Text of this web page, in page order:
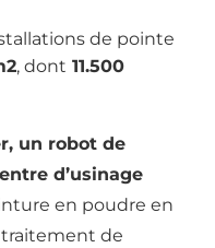
de pointe
, dont 11.500
un robot de
d’usinage
en poudre en
de